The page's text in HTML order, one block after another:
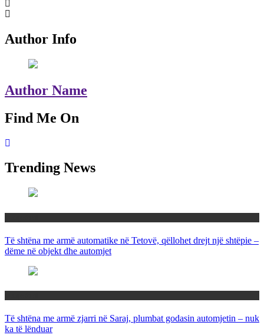
Author Info
Author Name
Find Me On
Trending News
Të shtëna me armë automatike në Tetovë, qëllohet drejt një shtëpie –
dëme në objekt dhe automjet
Të shtëna me armë zjarri në Saraj, plumbat godasin automjetin – nuk
ka të lënduar